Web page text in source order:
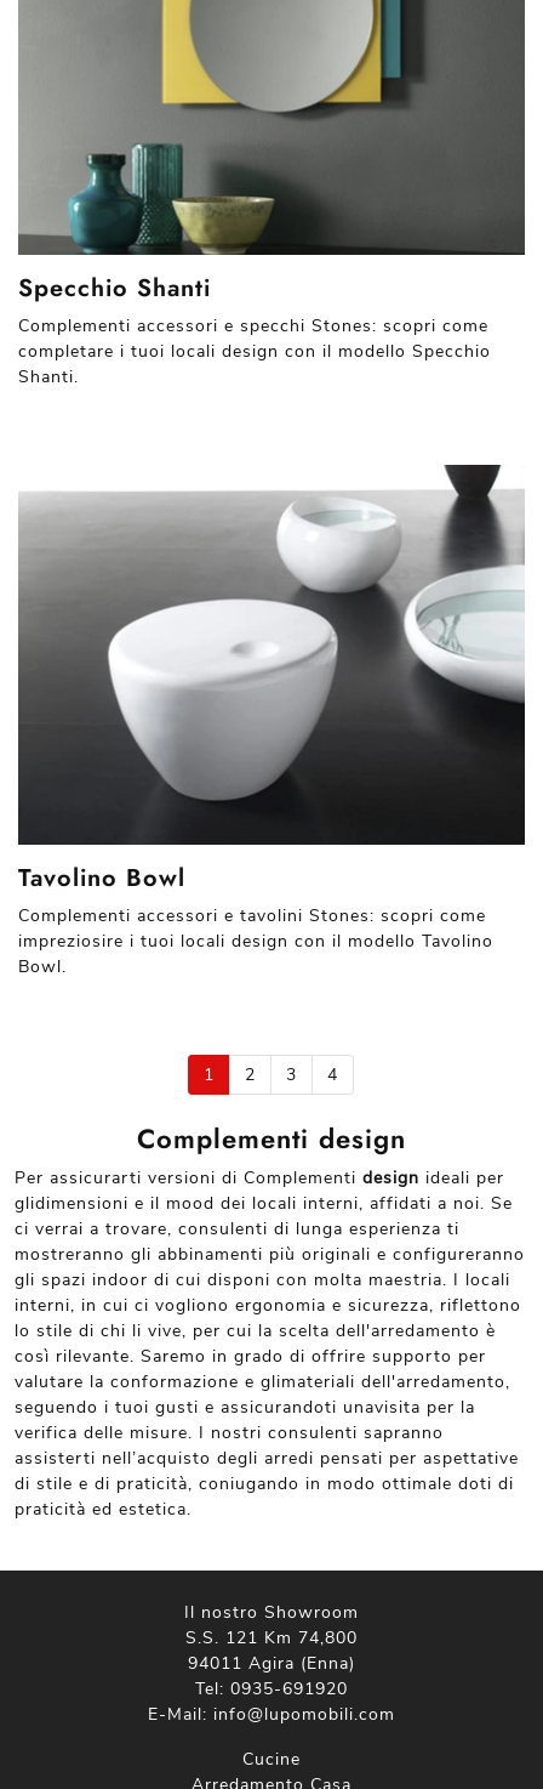
Specchio Shanti
Complementi accessori e specchi Stones: scopri come
completare i tuoi locali design con il modello Specchio
Shanti.
Tavolino Bowl
Complementi accessori e tavolini Stones: scopri come
impreziosire i tuoi locali design con il modello Tavolino
Bowl.
1 2 3 4
Complementi design
Per assicurarti versioni di Complementi design ideali per
glidimensioni e il mood dei locali interni, affidati a noi. Se
ci verrai a trovare, consulenti di lunga esperienza ti
mostreranno gli abbinamenti più originali e configureranno
gli spazi indoor di cui disponi con molta maestria. I locali
interni, in cui ci vogliono ergonomia e sicurezza, riflettono
lo stile di chi li vive, per cui la scelta dell'arredamento è
così rilevante. Saremo in grado di offrire supporto per
valutare la conformazione e glimateriali dell'arredamento,
seguendo i tuoi gusti e assicurandoti unavisita per la
verifica delle misure. I nostri consulenti sapranno
assisterti nell’acquisto degli arredi pensati per aspettative
di stile e di praticità, coniugando in modo ottimale doti di
praticità ed estetica.
Il nostro Showroom
S.S. 121 Km 74,800
94011 Agira (Enna)
Tel: 0935-691920
E-Mail: info@lupomobili.com
Cucine